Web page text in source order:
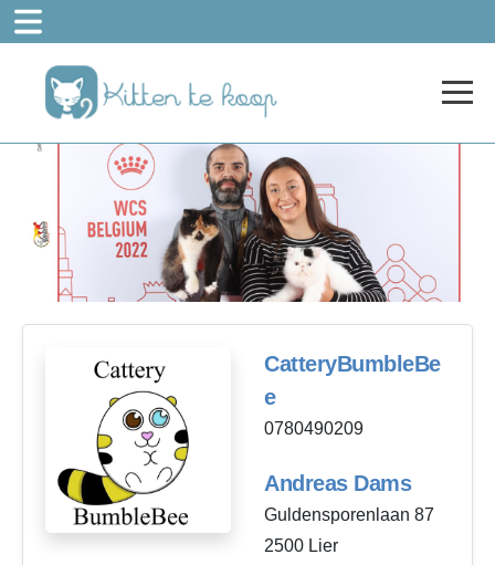
CatteryBumbleBe
e
0780490209
Andreas Dams
Guldensporenlaan 87
2500 Lier